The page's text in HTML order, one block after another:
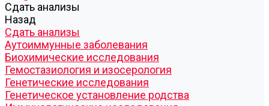
Cдать анализы
Назад
Cдать анализы
Аутоиммунные заболевания
Биохимические исследования
Гемостазиология и изосерология
Генетические исследования
Генетическое установление родства